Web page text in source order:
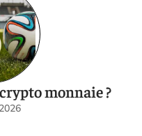
monnaie ?